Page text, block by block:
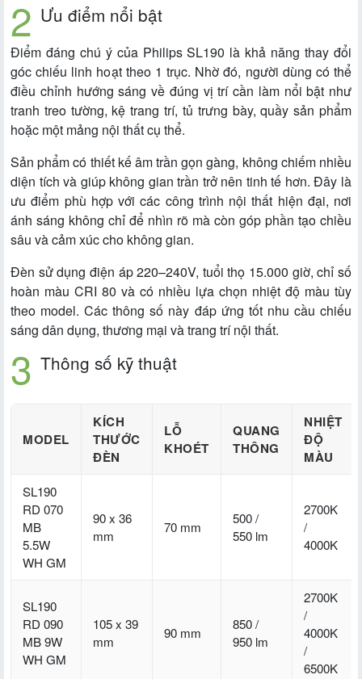
Ưu điểm nổi bật
Điểm đáng chú ý của Philips SL190 là khả năng thay đổi
góc chiếu linh hoạt theo 1 trục. Nhờ đó, người dùng có thể
điều chỉnh hướng sáng về đúng vị trí cần làm nổi bật như
tranh treo tường, kệ trang trí, tủ trưng bày, quầy sản phẩm
hoặc một mảng nội thất cụ thể.
Sản phẩm có thiết kế âm trần gọn gàng, không chiếm nhiều
diện tích và giúp không gian trần trở nên tinh tế hơn. Đây là
ưu điểm phù hợp với các công trình nội thất hiện đại, nơi
ánh sáng không chỉ để nhìn rõ mà còn góp phần tạo chiều
sâu và cảm xúc cho không gian.
Đèn sử dụng điện áp 220–240V, tuổi thọ 15.000 giờ, chỉ số
hoàn màu CRI 80 và có nhiều lựa chọn nhiệt độ màu tùy
theo model. Các thông số này đáp ứng tốt nhu cầu chiếu
sáng dân dụng, thương mại và trang trí nội thất.
Thông số kỹ thuật
MODEL
KÍCH
THƯỚC
ĐÈN
LỖ
KHOÉT
QUANG
THÔNG
NHIỆT
ĐỘ
MÀU
SL190
RD 070
MB
5.5W
WH GM
90 x 36
mm
70 mm
500 /
550 lm
2700K
/
4000K
SL190
RD 090
MB 9W
WH GM
105 x 39
mm
90 mm
850 /
950 lm
2700K
/
4000K
/
6500K